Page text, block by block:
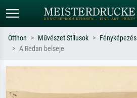
impresszionizmus, Hokusai-hullám,
Otthon Művészet Stílusok Fényképezés
A Redan belseje